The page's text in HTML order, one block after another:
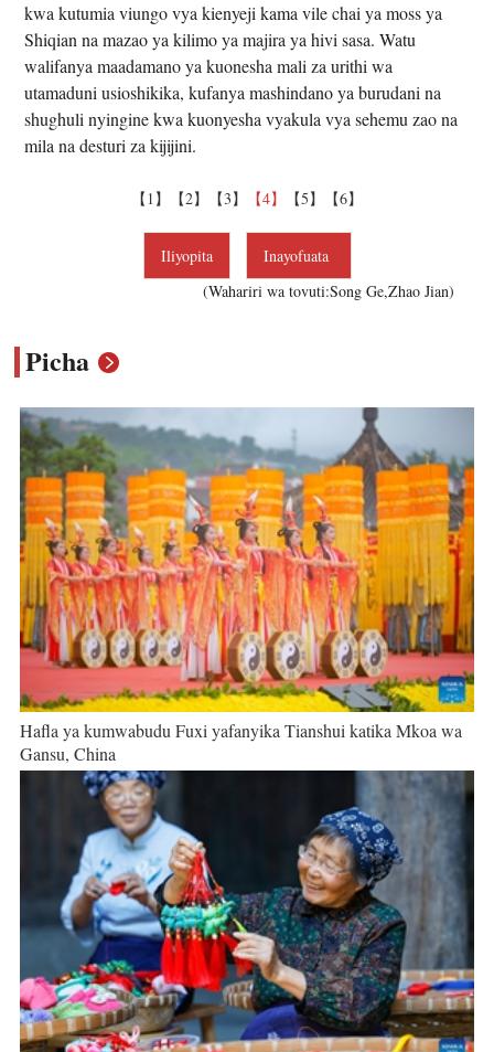
kwa kutumia viungo vya kienyeji kama vile chai ya moss ya
Shiqian na mazao ya kilimo ya majira ya hivi sasa. Watu
walifanya maadamano ya kuonesha mali za urithi wa
utamaduni usioshikika, kufanya mashindano ya burudani na
shughuli nyingine kwa kuonyesha vyakula vya sehemu zao na
mila na desturi za kijijini.
【1】 【2】 【3】 【4】 【5】 【6】
Iliyopita
Inayofuata
(Wahariri wa tovuti:Song Ge,Zhao Jian)
Picha
Hafla ya kumwabudu Fuxi yafanyika Tianshui katika Mkoa wa
Gansu, China